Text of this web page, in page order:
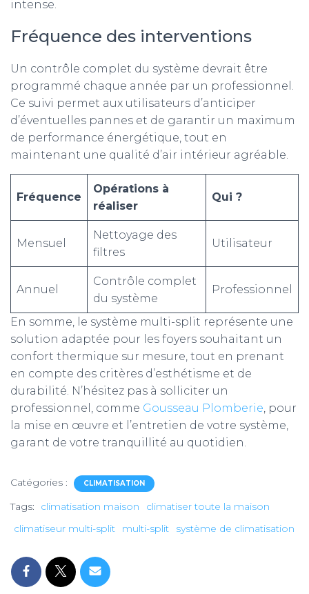
intense.
Fréquence des interventions
Un contrôle complet du système devrait être
programmé chaque année par un professionnel.
Ce suivi permet aux utilisateurs d’anticiper
d’éventuelles pannes et de garantir un maximum
de performance énergétique, tout en
maintenant une qualité d’air intérieur agréable.
Fréquence
Opérations à
réaliser
Qui ?
Mensuel
Nettoyage des
filtres
Utilisateur
Annuel
Contrôle complet
du système
Professionnel
En somme, le système multi-split représente une
solution adaptée pour les foyers souhaitant un
confort thermique sur mesure, tout en prenant
en compte des critères d’esthétisme et de
durabilité. N’hésitez pas à solliciter un
professionnel, comme Gousseau Plomberie, pour
la mise en œuvre et l’entretien de votre système,
garant de votre tranquillité au quotidien.
Catégories : CLIMATISATION
Tags: climatisation maison
climatiser toute la maison
climatiseur multi-split
multi-split système de climatisation